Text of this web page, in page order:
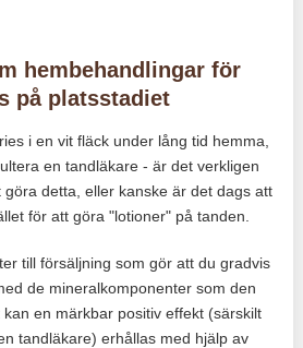
hembehandlingar för
på platsstadiet
i en vit fläck under lång tid hemma,
en tandläkare - är det verkligen
detta, eller kanske är det dags att
för att göra "lotioner" på tanden.
till försäljning som gör att du gradvis
de mineralkomponenter som den
en märkbar positiv effekt (särskilt
tandläkare) erhållas med hjälp av